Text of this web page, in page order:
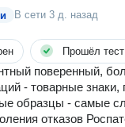
В сети 3 д. назад
Прошёл
поверенный,
- товарные
образцы - самые
отказов